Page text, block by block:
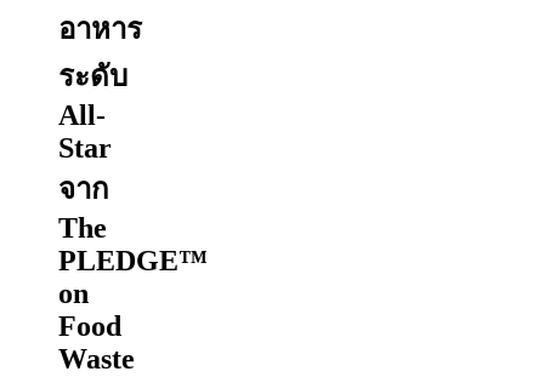
อาหาร
ระดับ
All-
Star
จาก
The
PLEDGE™
on
Food
Waste